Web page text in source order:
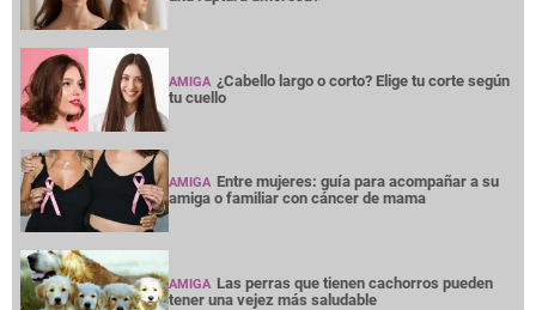
AMIGA ¿Cabello largo o corto? Elige tu corte según
tu cuello
AMIGA Entre mujeres: guía para acompañar a su
amiga o familiar con cáncer de mama
AMIGA Las perras que tienen cachorros pueden
tener una vejez más saludable